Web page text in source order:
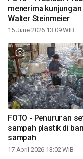
menerima kunjungan
Walter Steinmeier
15 June 2026 13:09 WIB
FOTO - Penurunan
sampah plastik di
sampah
17 April 2026 13:02 WIB